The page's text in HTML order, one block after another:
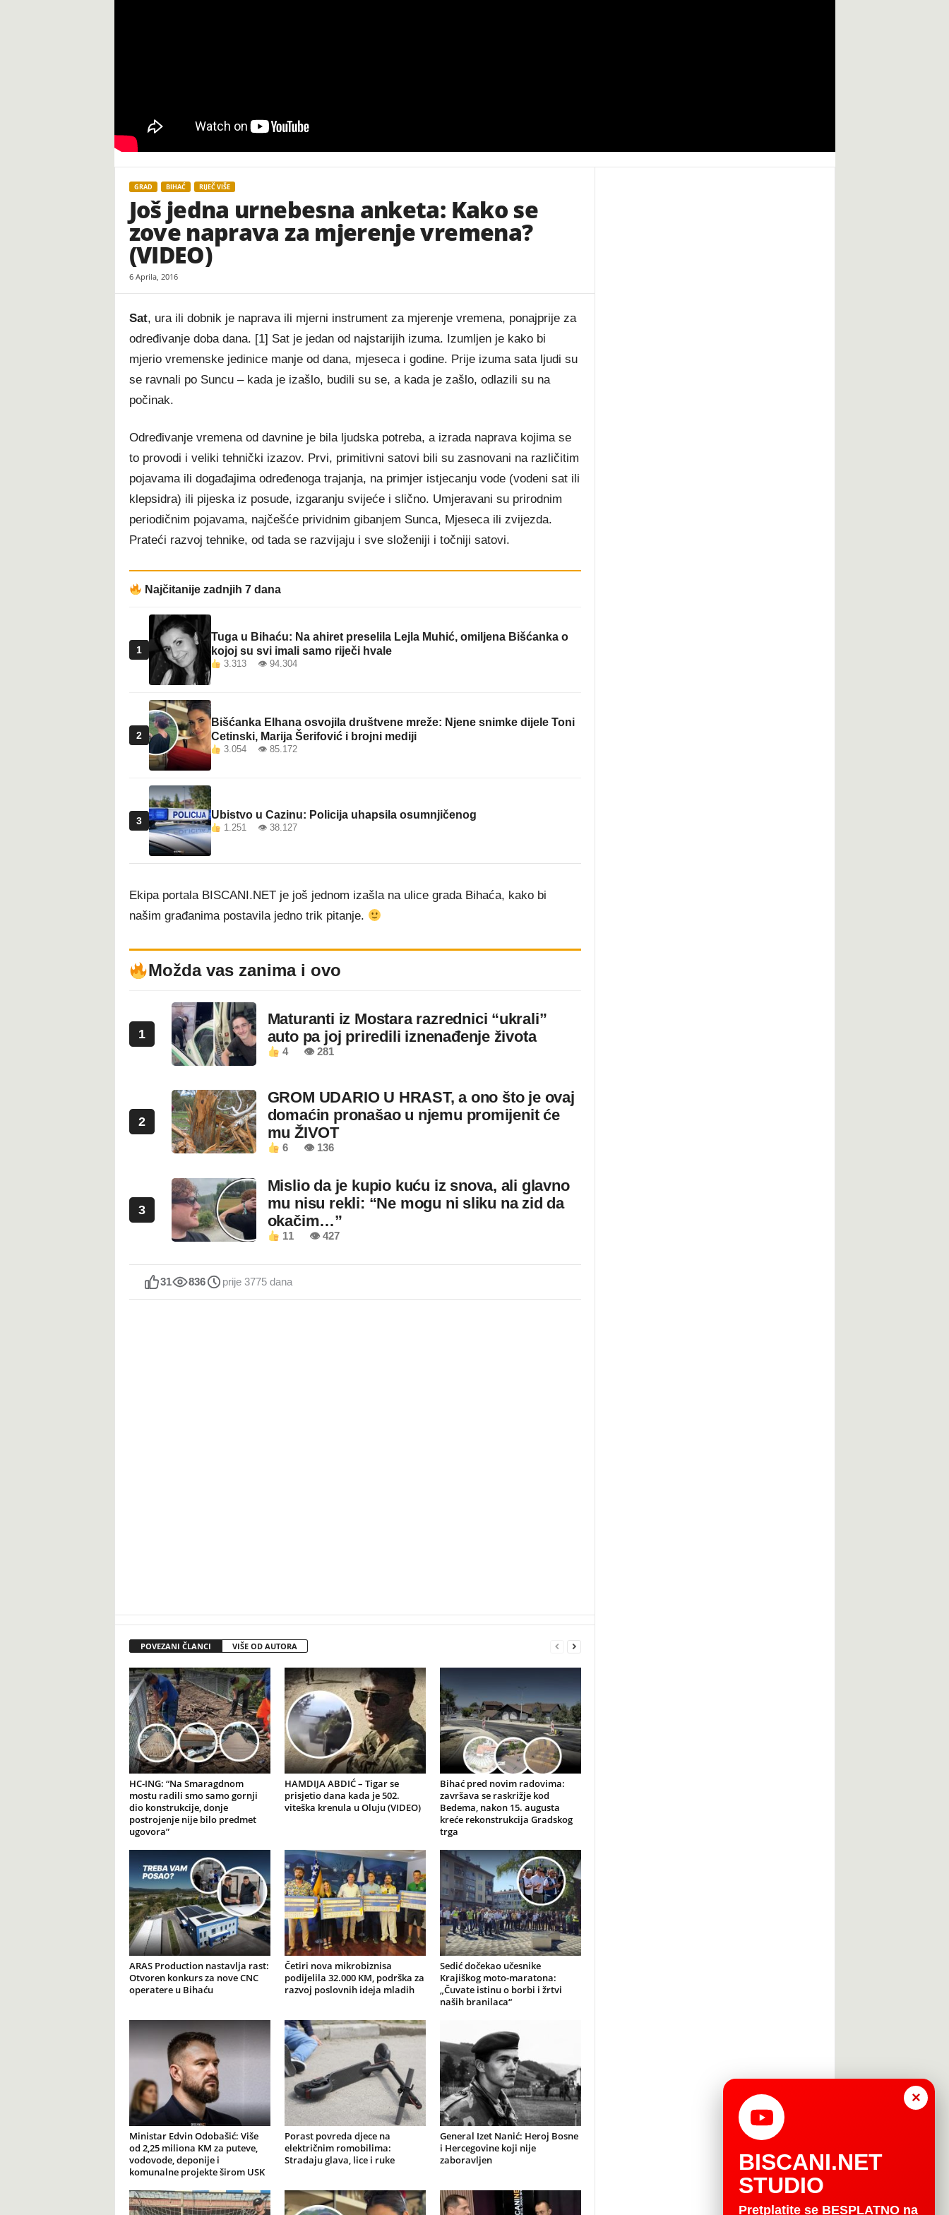
GRAD BIHAĆ RIJEČ VIŠE
Još jedna urnebesna anketa: Kako se
zove naprava za mjerenje vremena?
(VIDEO)
6 Aprila, 2016
Sat, ura ili dobnik je naprava ili mjerni instrument za mjerenje vremena, ponajprije za
određivanje doba dana. [1] Sat je jedan od najstarijih izuma. Izumljen je kako bi
mjerio vremenske jedinice manje od dana, mjeseca i godine. Prije izuma sata ljudi su
se ravnali po Suncu – kada je izašlo, budili su se, a kada je zašlo, odlazili su na
počinak.
Određivanje vremena od davnine je bila ljudska potreba, a izrada naprava kojima se
to provodi i veliki tehnički izazov. Prvi, primitivni satovi bili su zasnovani na različitim
pojavama ili događajima određenoga trajanja, na primjer istjecanju vode (vodeni sat ili
klepsidra) ili pijeska iz posude, izgaranju svijeće i slično. Umjeravani su prirodnim
periodičnim pojavama, najčešće prividnim gibanjem Sunca, Mjeseca ili zvijezda.
Prateći razvoj tehnike, od tada se razvijaju i sve složeniji i točniji satovi.
Najčitanije zadnjih 7 dana
1
Tuga u Bihaću: Na ahiret preselila Lejla Muhić, omiljena Bišćanka o
kojoj su svi imali samo riječi hvale
3.313 👁 94.304
2
Bišćanka Elhana osvojila društvene mreže: Njene snimke dijele Toni
Cetinski, Marija Šerifović i brojni mediji
3.054 👁 85.172
3 Ubistvo u Cazinu: Policija uhapsila osumnjičenog
1.251 👁 38.127
Ekipa portala BISCANI.NET je još jednom izašla na ulice grada Bihaća, kako bi
našim građanima postavila jedno trik pitanje.
Možda vas zanima i ovo
1
Maturanti iz Mostara razrednici “ukrali”
auto pa joj priredili iznenađenje života
4 👁 281
2
GROM UDARIO U HRAST, a ono što je ovaj
domaćin pronašao u njemu promijenit će
mu ŽIVOT
6 👁 136
3
Mislio da je kupio kuću iz snova, ali glavno
mu nisu rekli: “Ne mogu ni sliku na zid da
okačim…”
11 👁 427
31 836 prije 3775 dana
POVEZANI ČLANCI VIŠE OD AUTORA
HC-ING: “Na Smaragdnom
mostu radili smo samo gornji
dio konstrukcije, donje
postrojenje nije bilo predmet
ugovora”
HAMDIJA ABDIĆ – Tigar se
prisjetio dana kada je 502.
viteška krenula u Oluju (VIDEO)
Bihać pred novim radovima:
završava se raskrižje kod
Bedema, nakon 15. augusta
kreće rekonstrukcija Gradskog
trga
ARAS Production nastavlja rast:
Otvoren konkurs za nove CNC
operatere u Bihaću
Četiri nova mikrobiznisa
podijelila 32.000 KM, podrška za
razvoj poslovnih ideja mladih
Sedić dočekao učesnike
Krajiškog moto-maratona:
„Čuvate istinu o borbi i žrtvi
naših branilaca“
Ministar Edvin Odobašić: Više
od 2,25 miliona KM za puteve,
vodovode, deponije i
komunalne projekte širom USK
Porast povreda djece na
električnim romobilima:
Stradaju glava, lice i ruke
General Izet Nanić: Heroj Bosne
i Hercegovine koji nije
zaboravljen
×
BISCANI.NET
STUDIO
Pretplatite se BESPLATNO na